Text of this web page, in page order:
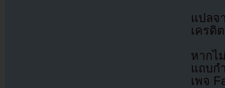
แปล
เครดิ
หากไ
แถบก
เพจ